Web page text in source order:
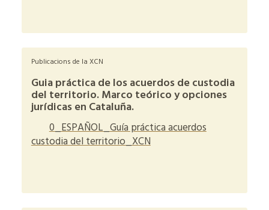
Publicacions de la XCN
Guia práctica de los acuerdos de custodia
del territorio. Marco teórico y opciones
jurídicas en Cataluña.
0_ESPAÑOL_Guía práctica acuerdos
custodia del territorio_XCN